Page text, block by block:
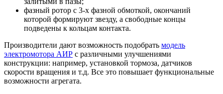
фазный ротор с 3-х фазной обмоткой, окончаний
которой формируют звезду, а свободные концы
подведены к кольцам контакта.
Производители дают возможность подобрать модель
электромотора АИР с различными улучшениями
конструкции: например, установкой тормоза, датчиков
скорости вращения и т.д. Все это повышает функциональные
возможности агрегата.